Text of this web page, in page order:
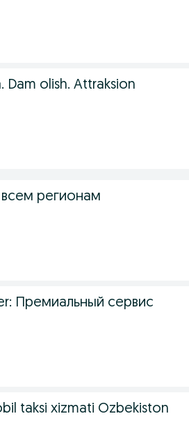
Dam olish. Attraksion
регионам
Премиальный сервис
taksi xizmati Özbekiston